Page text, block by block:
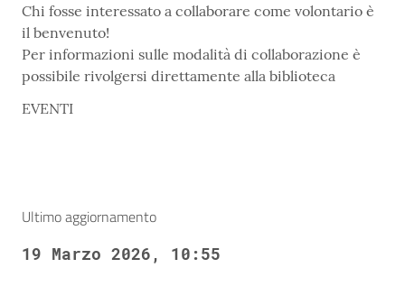
Chi fosse interessato a collaborare come volontario è
il benvenuto!
Per informazioni sulle modalità di collaborazione è
possibile rivolgersi direttamente alla biblioteca
EVENTI
Ultimo aggiornamento
19 Marzo 2026, 10:55